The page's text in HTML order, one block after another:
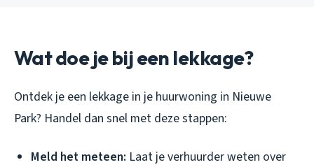
Wat doe je bij een lekkage?
Ontdek je een lekkage in je huurwoning in Nieuwe
Park? Handel dan snel met deze stappen:
Meld het meteen: Laat je verhuurder weten over